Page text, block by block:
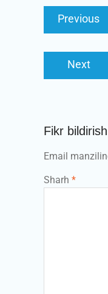
Post
menyusi
Previous
Next
Fikr bildirish
Email
Sharh *